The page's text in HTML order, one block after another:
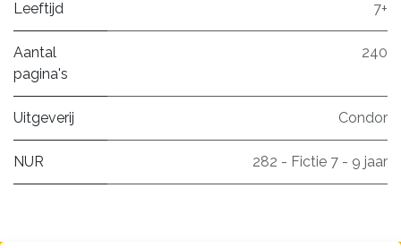
Leeftijd 7+
Aantal
pagina's
240
Uitgeverij Condor
NUR 282 - Fictie 7 - 9 jaar